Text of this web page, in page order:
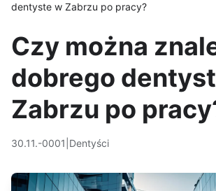
dentyste w Zabrzu po pracy?
Czy można
dobrego
Zabrzu po
30.11.-0001 Dentyści